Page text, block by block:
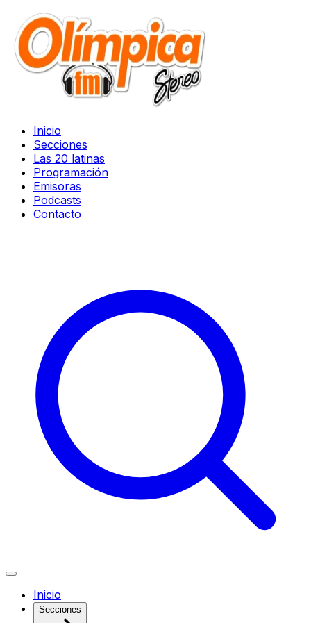
Inicio
Secciones
Las 20 latinas
Programación
Emisoras
Podcasts
Contacto
Inicio
Secciones